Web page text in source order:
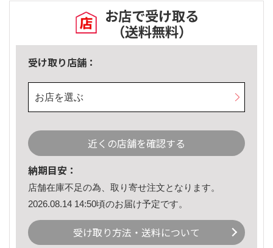
お店で受け取る
（送料無料）
受け取り店舗：
お店を選ぶ
近くの店舗を確認する
納期目安：
店舗在庫不足の為、取り寄せ注文となります。
2026.08.14 14:50頃のお届け予定です。
受け取り方法・送料について